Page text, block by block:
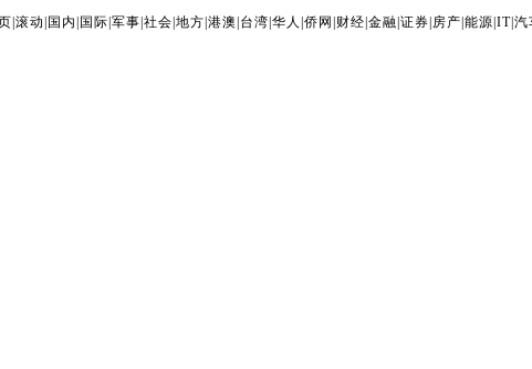
滚动 国内 国际 军事 社会 地方 港澳 台湾 华人 侨网 财经 金融 证券 房产 能源 IT| 汽